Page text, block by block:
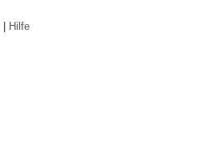
| Hilfe